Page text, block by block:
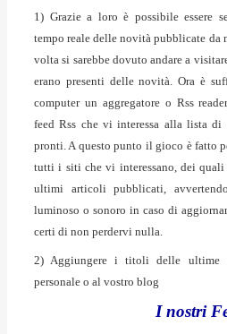
1) Grazie a loro è possibile essere
tempo reale delle novità pubblicate da
volta si sarebbe dovuto andare a
erano presenti delle novità. Ora è
computer un aggregatore o Rss
feed Rss che vi interessa alla lista
pronti. A questo punto il gioco è fatto
tutti i siti che vi interessano, dei quali
ultimi articoli pubblicati,
luminoso o sonoro in caso di
certi di non perdervi nulla.
2) Aggiungere i titoli delle ultime
personale o al vostro blog
I nostri